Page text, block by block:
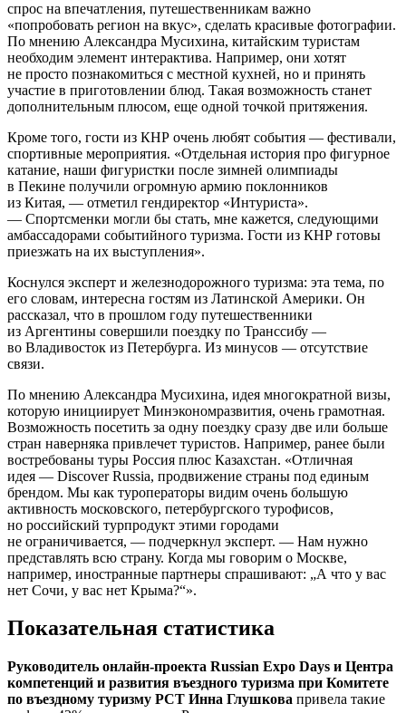
спрос на впечатления, путешественникам важно
«попробовать регион на вкус», сделать красивые фотографии.
По мнению Александра Мусихина, китайским туристам
необходим элемент интерактива. Например, они хотят
не просто познакомиться с местной кухней, но и принять
участие в приготовлении блюд. Такая возможность станет
дополнительным плюсом, еще одной точкой притяжения.
Кроме того, гости из КНР очень любят события — фестивали,
спортивные мероприятия. «Отдельная история про фигурное
катание, наши фигуристки после зимней олимпиады
в Пекине получили огромную армию поклонников
из Китая, — отметил гендиректор «Интуриста».
— Спортсменки могли бы стать, мне кажется, следующими
амбассадорами событийного туризма. Гости из КНР готовы
приезжать на их выступления».
Коснулся эксперт и железнодорожного туризма: эта тема, по
его словам, интересна гостям из Латинской Америки. Он
рассказал, что в прошлом году путешественники
из Аргентины совершили поездку по Транссибу —
во Владивосток из Петербурга. Из минусов — отсутствие
связи.
По мнению Александра Мусихина, идея многократной визы,
которую инициирует Минэкономразвития, очень грамотная.
Возможность посетить за одну поездку сразу две или больше
стран наверняка привлечет туристов. Например, ранее были
востребованы туры Россия плюс Казахстан. «Отличная
идея — Discover Russia, продвижение страны под единым
брендом. Мы как туроператоры видим очень большую
активность московского, петербургского турофисов,
но российский турпродукт этими городами
не ограничивается, — подчеркнул эксперт. — Нам нужно
представлять всю страну. Когда мы говорим о Москве,
например, иностранные партнеры спрашивают: „А что у вас
нет Сочи, у вас нет Крыма?“».
Показательная статистика
Руководитель онлайн-проекта Russian Expo Days и Центра
компетенций и развития въездного туризма при Комитете
по въездному туризму РСТ Инна Глушкова привела такие